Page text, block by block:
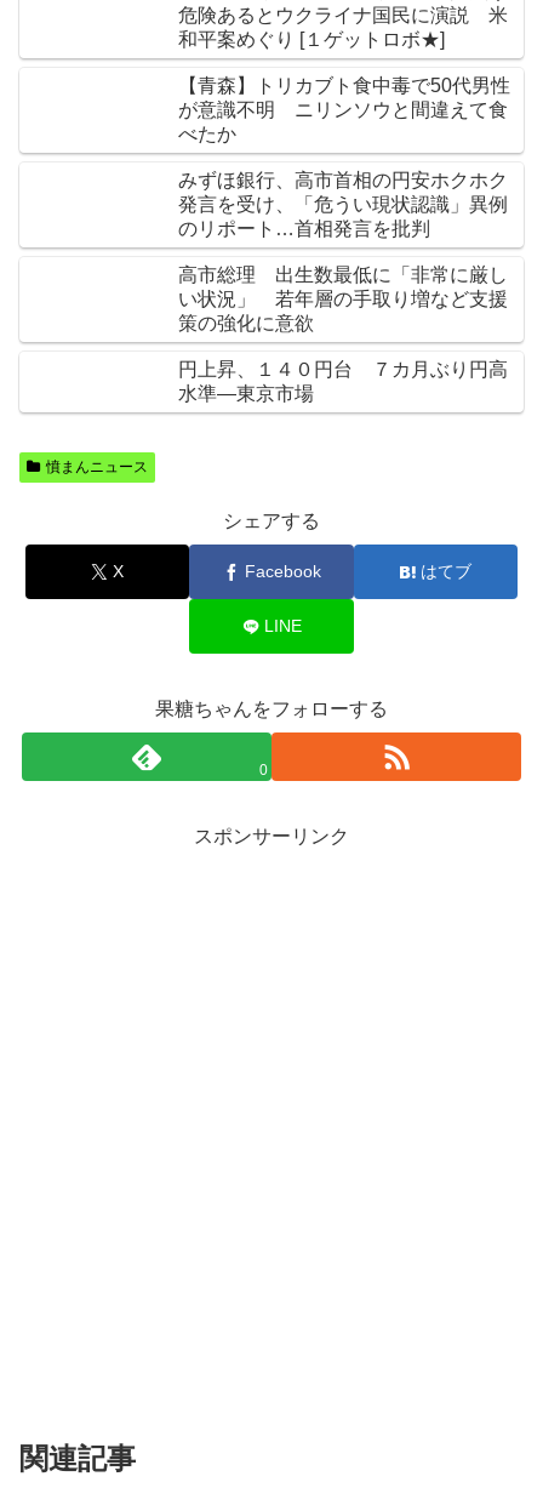
危険あるとウクライナ国民に演説 米
和平案めぐり [１ゲットロボ★]
【青森】トリカブト食中毒で50代男性
が意識不明 ニリンソウと間違えて食
べたか
みずほ銀行、高市首相の円安ホクホク
発言を受け、「危うい現状認識」異例
のリポート…首相発言を批判
高市総理 出生数最低に「非常に厳し
い状況」 若年層の手取り増など支援
策の強化に意欲
円上昇、１４０円台 ７カ月ぶり円高
水準―東京市場
憤まんニュース
シェアする
X Facebook はてブ
LINE
果糖ちゃんをフォローする
0
スポンサーリンク
関連記事